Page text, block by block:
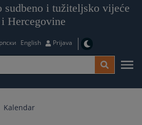
sudbeno i tužiteljsko vijeće
Hercegovine
English Prijava
Kalendar